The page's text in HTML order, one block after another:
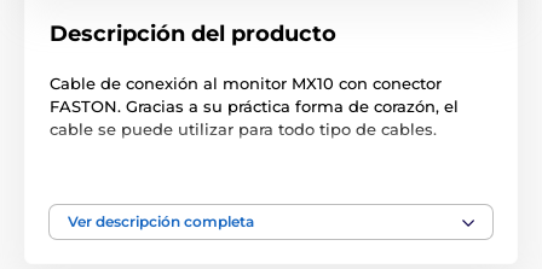
Descripción del producto
Cable de conexión al monitor MX10 con conector
FASTON. Gracias a su práctica forma de corazón, el
cable se puede utilizar para todo tipo de cables.
Longitud del cable 100 cm
Ver descripción completa